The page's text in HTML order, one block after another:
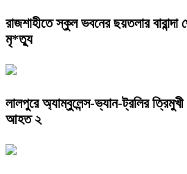
রাজশাহীতে স্কুল ভবনের ছয়তলার বারান্দা
মৃ*ত্যু
লালপুরে অ্যাম্বুলেন্স-ভ্যান-ট্রলির
আহত ২